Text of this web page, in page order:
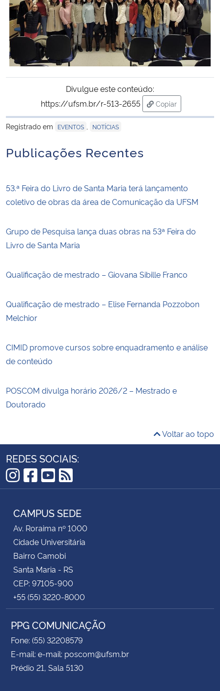
Divulgue este conteúdo:
https://ufsm.br/r-513-2655
Copiar
para área de
Registrado em
EVENTOS NOTÍCIAS
Publicações Recentes
53.ª Feira do Livro de Santa Maria terá lançamento
coletivo de obras da área de Comunicação da UFSM
Grupo de Pesquisa lança duas obras na 53ª Feira do
Livro de Santa Maria
Qualificação de mestrado – Giovana Sibille Franco
Qualificação de mestrado – Elise Fernanda Pozzobon
Melchior
CIMID promove cursos sobre enquadramento e análise
de conteúdo
POSCOM divulga horário 2026/2 – Mestrado e
Doutorado
Voltar ao topo
REDES SOCIAIS:
Instagram
Facebook
YouTube
RSS
CAMPUS SEDE
Av. Roraima nº 1000
Cidade Universitária
Bairro Camobi
Santa Maria - RS
CEP: 97105-900
+55 (55) 3220-8000
PPG COMUNICAÇÃO
Fone: (55) 32208579
E-mail: e-mail: poscom@ufsm.br
Prédio 21, Sala 5130